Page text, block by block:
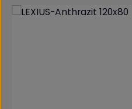
Bildergalerie überspringen